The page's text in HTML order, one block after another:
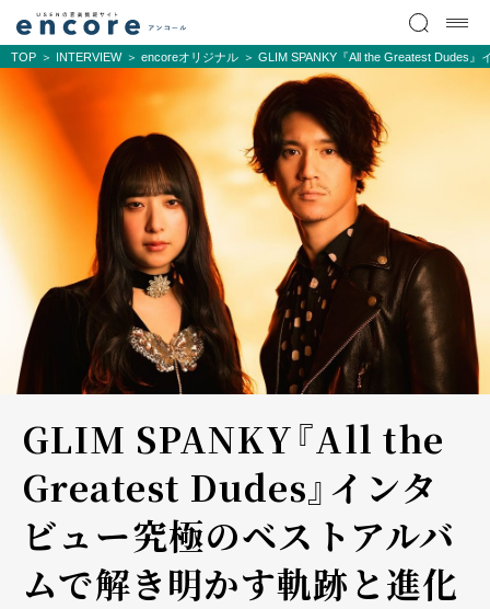
TOP INTERVIEW encoreオリジナル GLIM SPANKY『All the Greatest Dudes
GLIM SPANKY『All the
Greatest Dudes』インタ
ビュー――究極のベストアルバ
ムで解き明かす軌跡と進化